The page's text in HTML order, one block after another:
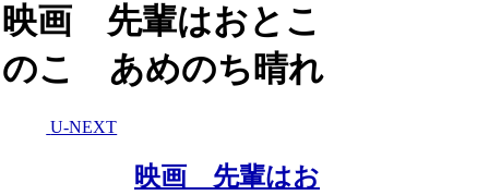
映画 先輩はおとこ
のこ あめのち晴れ
U-NEXT
映画 先輩はお